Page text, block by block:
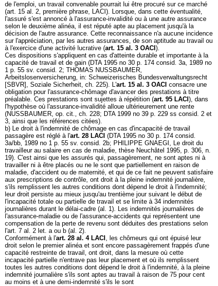
de l'emploi, un travail convenable pourrait lui être procuré sur ce marché
(art. 15 al. 2, première phrase, LACI). Lorsque, dans cette éventualité,
l'assuré s'est annoncé à l'assurance-invalidité ou à une autre assurance
selon le deuxième alinéa, il est réputé apte au placement jusqu'à la
décision de l'autre assurance. Cette reconnaissance n'a aucune incidence
sur l'appréciation, par les autres assurances, de son aptitude au travail ou
à l'exercice d'une activité lucrative (art. 15 al. 3 OACI ).
Ces dispositions s'appliquent en cas d'atteinte durable et importante à la
capacité de travail et de gain (DTA 1995 no 30 p. 174 consid. 3a, 1989 no
1 p. 55 sv. consid. 2; THOMAS NUSSBAUMER,
Arbeitslosenversicherung, in: Schweizerisches Bundesverwaltungsrecht
[SBVR], Soziale Sicherheit, ch. 225). L'art. 15 al. 3 OACI consacre une
obligation pour l'assurance-chômage d'avancer des prestations à titre
préalable. Ces prestations sont sujettes à répétition (art. 95 LACI ), dans
l'hypothèse où l'assurance-invalidité alloue ultérieurement une rente
(NUSSBAUMER, op. cit., ch. 228; DTA 1999 no 39 p. 229 ss consid. 2 et
3, ainsi que les références citées).
b) Le droit à l'indemnité de chômage en cas d'incapacité de travail
passagère est réglé à l'art. 28 LACI (DTA 1995 no 30 p. 174 consid.
3a/bb, 1989 no 1 p. 55 sv. consid. 2b; PHILIPPE GNAEGI, Le droit du
travailleur au salaire en cas de maladie, thèse Neuchâtel 1995, p. 306, n.
19). C'est ainsi que les assurés qui, passagèrement, ne sont aptes ni à
travailler ni à être placés ou ne le sont que partiellement en raison de
maladie, d'accident ou de maternité, et qui de ce fait ne peuvent satisfaire
aux prescriptions de contrôle, ont droit à la pleine indemnité journalière,
s'ils remplissent les autres conditions dont dépend le droit à l'indemnité;
leur droit persiste au mieux jusqu'au trentième jour suivant le début de
l'incapacité totale ou partielle de travail et se limite à 34 indemnités
journalières durant le délai-cadre (al. 1). Les indemnités journalières de
l'assurance-maladie ou de l'assurance-accidents qui représentent une
compensation de la perte de revenu sont déduites des prestations selon
l'art. 7 al. 2 let. a ou b (al. 2).
Conformément à l'art. 28 al. 4 LACI , les chômeurs qui ont épuisé leur
droit selon le premier alinéa et sont encore passagèrement frappés d'une
capacité restreinte de travail, ont droit, dans la mesure où cette
incapacité partielle n'entrave pas leur placement et où ils remplissent
toutes les autres conditions dont dépend le droit à l'indemnité, à la pleine
indemnité journalière s'ils sont aptes au travail à raison de 75 pour cent
au moins et à une demi-indemnité s'ils le sont